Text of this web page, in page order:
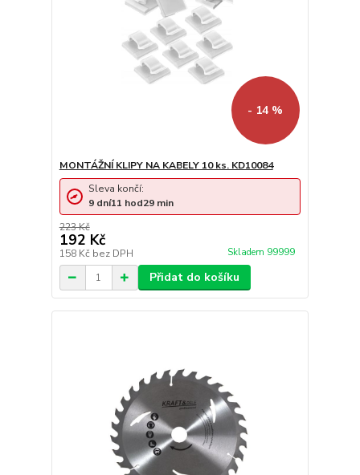
- 14 %
MONTÁŽNÍ KLIPY NA KABELY 10 ks. KD10084
223 Kč
192 Kč
158 Kč bez DPH Skladem 99999
Sleva končí:
9 dní11 hod29 min
Přidat do košíku